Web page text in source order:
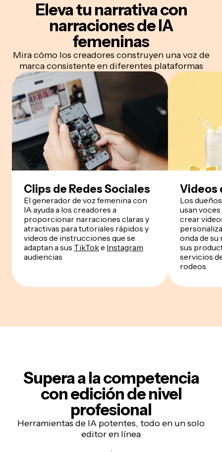
Eleva tu narrativacon
narraciones de IA
femeninas
Mira cómo los creadores construyen una voz de
marca consistente en diferentes plataformas
Clips de Redes Sociales
El generador de voz femenina con
IA ayuda a los creadores a
proporcionar narraciones claras y
atractivas para tutoriales rápidos y
videos de instrucciones que se
adaptan a sus TikToke Instagram
audiencias
Videos
Los
usan
crear
onda de su
sus
servicios
rodeos
Supera a la competencia
con edición de nivel
profesional
Herramientas de IA potentes, todo en un solo
editor en línea